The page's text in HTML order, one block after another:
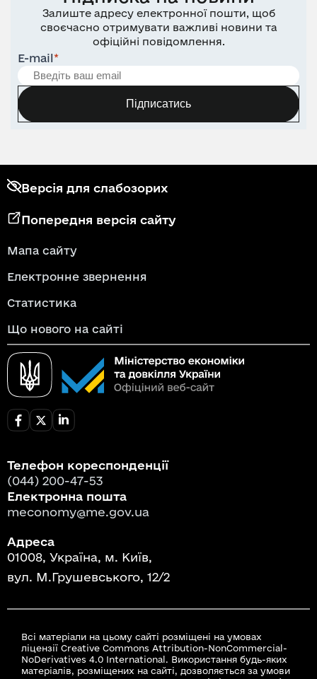
Залиште адресу електронної пошти, щоб
своєчасно отримувати важливі новини та
офіційні повідомлення.
E-mail*
Підписатись
Версія для слабозорих
Попередня версія сайту
Мапа сайту
Електронне звернення
Статистика
Що нового на сайті
Телефон кореспонденції
(044) 200-47-53
Електронна пошта
meconomy@me.gov.ua
Адреса
01008, Україна, м. Київ,
вул. М.Грушевського, 12/2
Всі матеріали на цьому сайті розміщені на умовах
ліцензії Creative Commons Attribution-NonCommercial-
NoDerivatives 4.0 International. Використання будь-яких
матеріалів, розміщених на сайті, дозволяється за умови